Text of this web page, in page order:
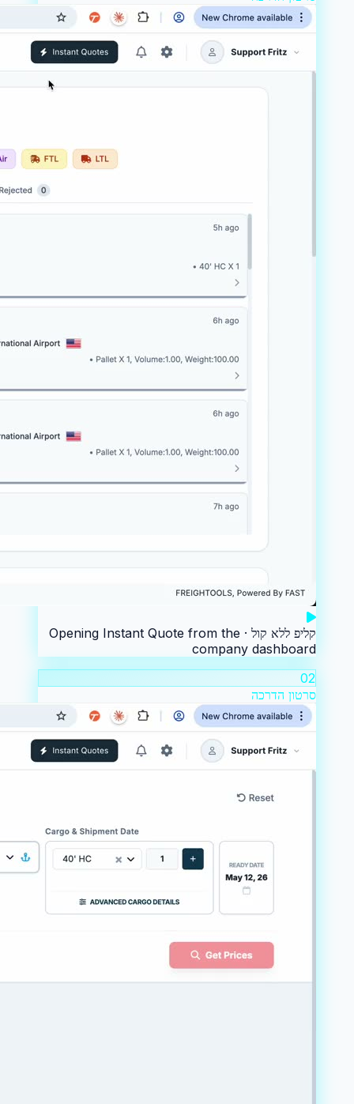
קליפ ללא קול · Opening Instant Quote from the
company dashboard
02
סרטון הדרכה